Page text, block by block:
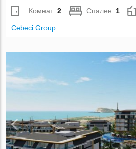
Комнат:2 Спален:1
Cebeci Group